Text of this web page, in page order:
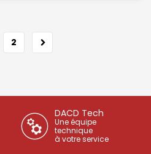
2
DACD Tech
Une équipe
technique
à votre service